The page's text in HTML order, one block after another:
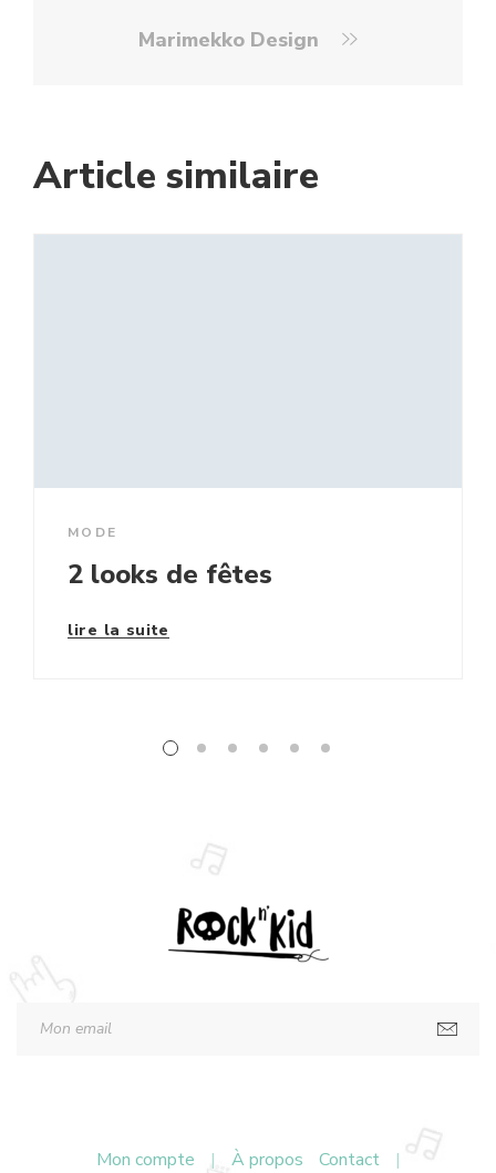
Marimekko Design
Article similaire
MODE
2 looks de fêtes
lire la suite
Mon compte | À propos Contact |